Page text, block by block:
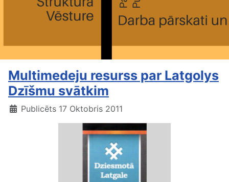
Multimedeju resurss par Latgolys
Dzīšmu svātkim
Publicēts 17 Oktobris 2011